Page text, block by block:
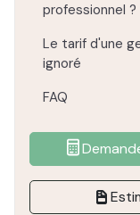
professionnel ?
Le tarif d'une
ignoré
FAQ